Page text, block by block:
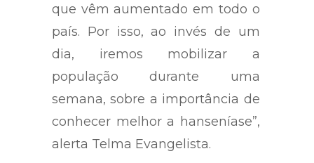
que vêm aumentado em todo o
país. Por isso, ao invés de um
dia, iremos mobilizar a
população durante uma
semana, sobre a importância de
conhecer melhor a hanseníase”,
alerta Telma Evangelista.